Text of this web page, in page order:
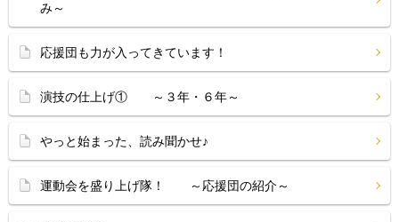
み～
応援団も力が入ってきています！
演技の仕上げ① ～３年・６年～
やっと始まった、読み聞かせ♪
運動会を盛り上げ隊！ ～応援団の紹介～